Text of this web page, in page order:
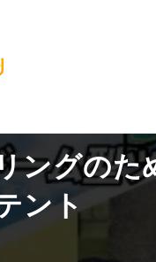
バイクツーリングの
ングの
ント